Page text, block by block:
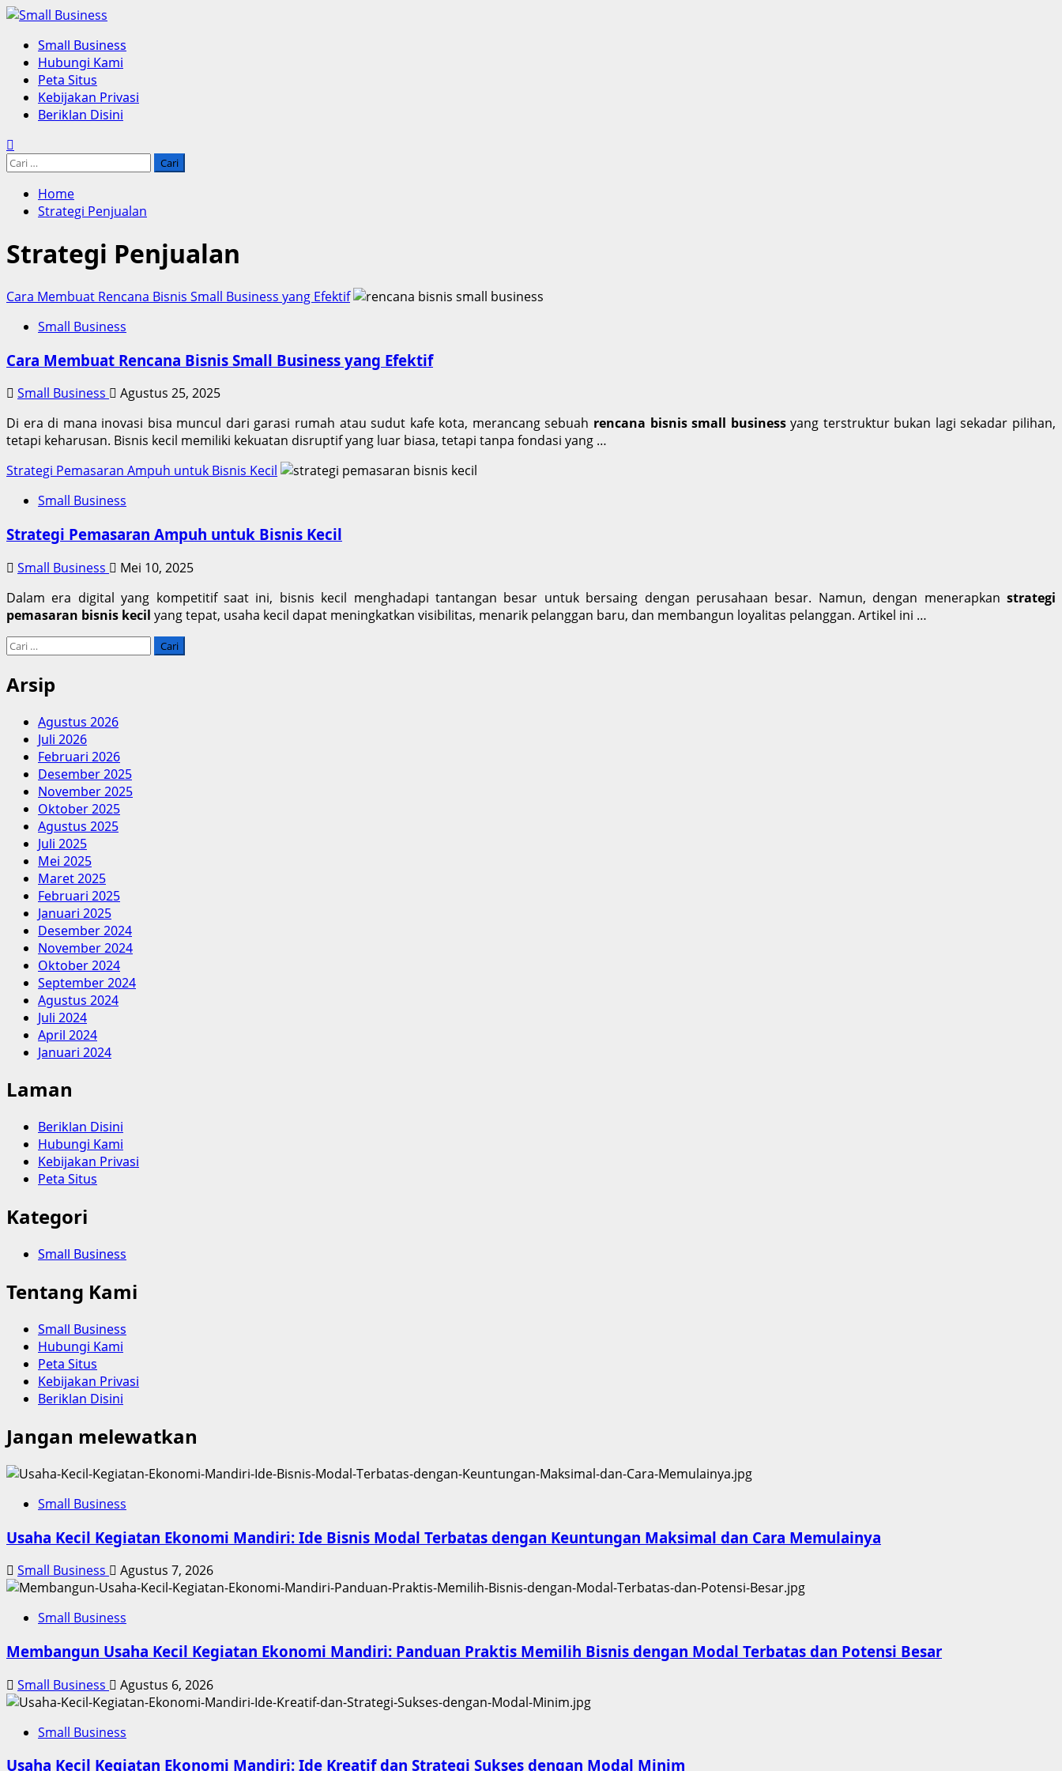
Skip
content
Primary
Menu
Small Business
Hubungi Kami
Peta Situs
Kebijakan Privasi
Beriklan Disini
Cari
Home
Strategi Penjualan
Strategi Penjualan
Cara Membuat Rencana Bisnis Small Business yang Efektif
Small Business
Cara Membuat Rencana Bisnis Small Business yang Efektif
Small Business
Agustus 25, 2025
Di era di mana inovasi bisa muncul dari garasi rumah atau sudut kafe kota, merancang sebuah rencana bisnis small businessyang terstruktur bukan lagi sekadar pilihan,
tetapi keharusan. Bisnis kecil memiliki kekuatan disruptif yang luar biasa, tetapi tanpa fondasi yang …
Strategi Pemasaran Ampuh untuk Bisnis Kecil
Small Business
Strategi Pemasaran Ampuh untuk Bisnis Kecil
Small Business
Mei 10, 2025
Dalam era digital yang kompetitif saat ini, bisnis kecil menghadapi tantangan besar untuk bersaing dengan perusahaan besar. Namun, dengan menerapkan strategi
pemasaran bisnis kecil yang tepat, usaha kecil dapat meningkatkan visibilitas, menarik pelanggan baru, dan membangun loyalitas pelanggan. Artikel ini …
Cari
Arsip
Agustus 2026
Juli 2026
Februari 2026
Desember 2025
November 2025
Oktober 2025
Agustus 2025
Juli 2025
Mei 2025
Maret 2025
Februari 2025
Januari 2025
Desember 2024
November 2024
Oktober 2024
September 2024
Agustus 2024
Juli 2024
April 2024
Januari 2024
Laman
Beriklan Disini
Hubungi Kami
Kebijakan Privasi
Peta Situs
Kategori
Small Business
Tentang Kami
Small Business
Hubungi Kami
Peta Situs
Kebijakan Privasi
Beriklan Disini
Jangan melewatkan
Small Business
Usaha Kecil Kegiatan Ekonomi Mandiri: Ide Bisnis Modal Terbatas dengan Keuntungan Maksimal dan Cara Memulainya
Small Business Agustus 7, 2026
Small Business
Membangun Usaha Kecil Kegiatan Ekonomi Mandiri: Panduan Praktis Memilih Bisnis dengan Modal Terbatas dan Potensi Besar
Small Business Agustus 6, 2026
Small Business
Usaha Kecil Kegiatan Ekonomi Mandiri: Ide Kreatif dan Strategi Sukses dengan Modal Minim